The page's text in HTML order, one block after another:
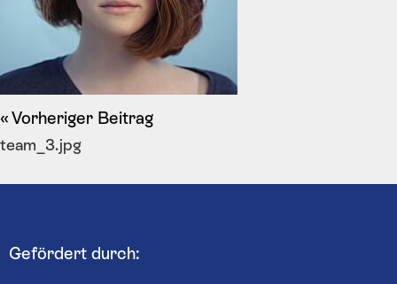
Vorheriger Beitrag
team_3.jpg
Gefördert durch: